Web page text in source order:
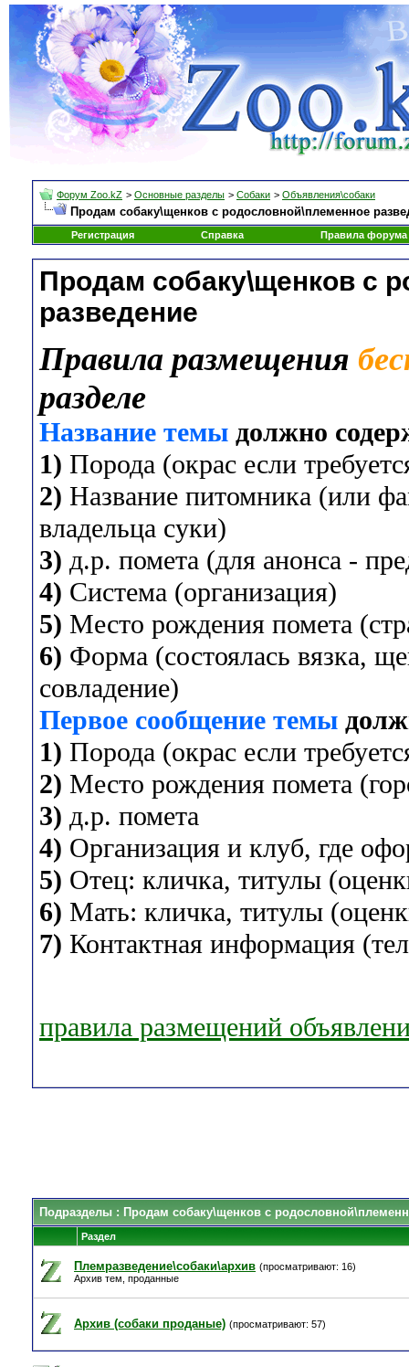
Форум Zoo.kZ > Основные разделы > Собаки > Объявления\собаки
Продам собаку\щенков с родословной\племенное
Регистрация Справка Правила форума
Продам собаку\щенков с
разведение
Правила размещения
разделе
Название темы должно
1) Порода (окрас если
2) Название питомника (или
владельца суки)
3) д.р. помета (для анонса -
4) Система (организация)
5) Место рождения помета
6) Форма (состоялась вязка,
совладение)
Первое сообщение темы
1) Порода (окрас если
2) Место рождения помета
3) д.р. помета
4) Организация и клуб, где
5) Отец: кличка, титулы
6) Мать: кличка, титулы
7) Контактная информация
правила размещений
Подразделы : Продам собаку\щенков с
Раздел
Племразведение\собаки\архив (просматривают: 16)
Архив тем, проданные
Архив (собаки проданые) (просматривают: 57)